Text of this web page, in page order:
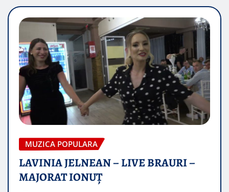
MUZICA POPULARA
LAVINIA JELNEAN – LIVE BRAURI –
MAJORAT IONUŢ